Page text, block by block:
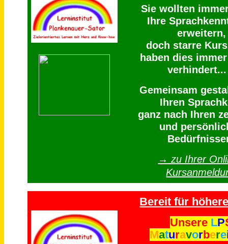
Sie wollten
Ihre
erweitern,
doch starre
haben dies
Gemeinsam
Ihren
ganz nach Ihren
und
→ zu Ihrer
Bereit für
Unsere LP
Maturavorbere